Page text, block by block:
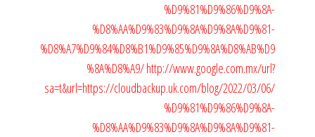
%D9%81%D9%86%D9%8A-
%D8%AA%D9%83%D9%8A%D9%8A%D9%81-
%D8%A7%D9%84%D8%B1%D9%85%D9%8A%D8%AB%D9
%8A%D8%A9/http://www.google.com.mx/url?
sa=t&url=https://cloudbackup.uk.com/blog/2022/03/06/
%D9%81%D9%86%D9%8A-
%D8%AA%D9%83%D9%8A%D9%8A%D9%81-